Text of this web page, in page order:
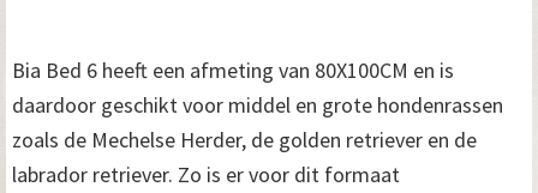
Bia Bed 6 heeft een afmeting van 80X100CM en is
daardoor geschikt voor middel en grote hondenrassen
zoals de Mechelse Herder, de golden retriever en de
labrador retriever. Zo is er voor dit formaat